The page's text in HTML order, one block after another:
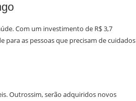
Com um investimento de R$ 3,7
para as pessoas que precisam de cuidados
Outrossim, serão adquiridos novos